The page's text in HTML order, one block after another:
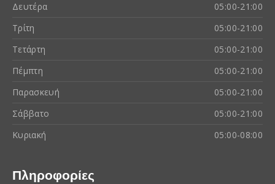
Δευτέρα
05:00-21:00
Τρίτη
05:00-21:00
Τετάρτη
05:00-21:00
Πέμπτη
05:00-21:00
Παρασκευή
05:00-21:00
Σάββατο
05:00-21:00
Κυριακή
05:00-08:00
Πληροφορίες